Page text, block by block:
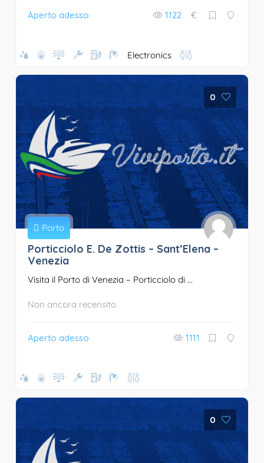
Aperto adesso 1122 €
Electronics
0
Porto
Porticciolo E. De Zottis – Sant’Elena –
Venezia
Visita il Porto di Venezia – Porticciolo di ...
Non ancora recensito
Aperto adesso 1111
0